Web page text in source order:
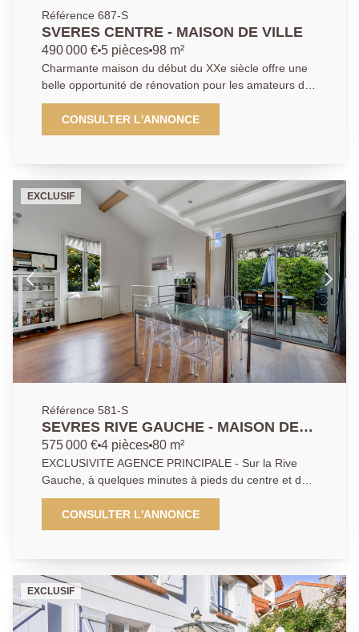
Référence 687-S
SVERES CENTRE - MAISON DE VILLE
490 000 € 5 pièces 98 m²
Charmante maison du début du XXe siècle offre une
belle opportunité de rénovation pour les amateurs de
charme et de projets sur mesure. Développant près
de 100 m² habitables, elle séduit par ses volumes
bien répartis, sa luminosité et ses éléments d'origine
cheminée, une cuisine indépendante ainsi qu'une
chambre et une salle de douche . À l'étage, 2
chambres, salle de bains et un bureau. Un sous-sol
total ainsi qu'un grand garage complètent ce bien rare
sur le secteur. À proximité des commerces, des
écoles et des transports.
CONSULTER L'ANNONCE
EXCLUSIF
Référence 581-S
SEVRES RIVE GAUCHE - MAISON DE
CHARME
575 000 € 4 pièces 80 m²
EXCLUSIVITE AGENCE PRINCIPALE - Sur la Rive
Gauche, à quelques minutes à pieds du centre et de
la gare, charmante maison sans aucun travaux à
prévoir. Elle comprend une belle pièce de vie donnant
sur la terrasse et jardin exposés Sud, une cuisine
stationner un véhicule.
CONSULTER L'ANNONCE
EXCLUSIF